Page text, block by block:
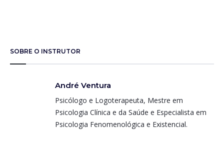
SOBRE O INSTRUTOR
André Ventura
Psicólogo e Logoterapeuta, Mestre em
Psicologia Clínica e da Saúde e Especialista em
Psicologia Fenomenológica e Existencial.